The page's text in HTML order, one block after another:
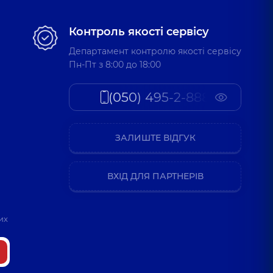
Контроль якості сервісу
Департамент контролю якості сервісу
Пн-Пт з 8:00 до 18:00
(050) 495-2-888
ЗАЛИШТЕ ВІДГУК
ВХІД ДЛЯ ПАРТНЕРІВ